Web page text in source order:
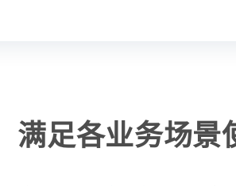
满足各业务场景